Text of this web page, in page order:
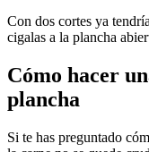
Con dos cortes ya
cigalas a la plancha
Cómo hacer
plancha
Si te has preguntado